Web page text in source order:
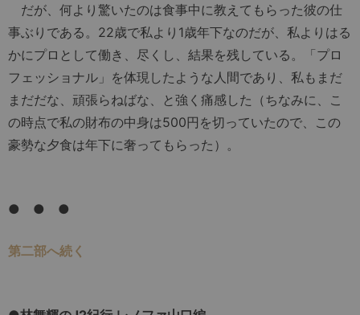
だが、何より驚いたのは食事中に教えてもらった彼の仕
事ぶりである。22歳で私より1歳年下なのだが、私よりはる
かにプロとして働き、尽くし、結果を残している。「プロ
フェッショナル」を体現したような人間であり、私もまだ
まだだな、頑張らねばな、と強く痛感した（ちなみに、こ
の時点で私の財布の中身は500円を切っていたので、この
豪勢な夕食は年下に奢ってもらった）。
● ● ●
第二部へ続く